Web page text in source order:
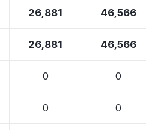
26,881 46,566
26,881 46,566
0 0
0 0